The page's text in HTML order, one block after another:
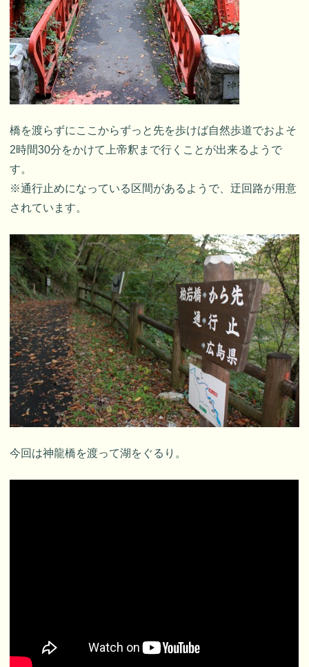
橋を渡らずにここからずっと先を歩けば自然歩道でおよそ
2時間30分をかけて上帝釈まで行くことが出来るようで
す。
※通行止めになっている区間があるようで、迂回路が用意
されています。
今回は神龍橋を渡って湖をぐるり。